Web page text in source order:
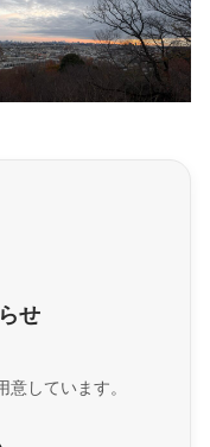
せ
しています。